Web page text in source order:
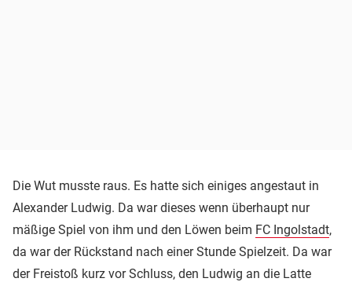
Die Wut musste raus. Es hatte sich einiges angestaut in
Alexander Ludwig. Da war dieses wenn überhaupt nur
mäßige Spiel von ihm und den Löwen beim FC Ingolstadt,
da war der Rückstand nach einer Stunde Spielzeit. Da war
der Freistoß kurz vor Schluss, den Ludwig an die Latte